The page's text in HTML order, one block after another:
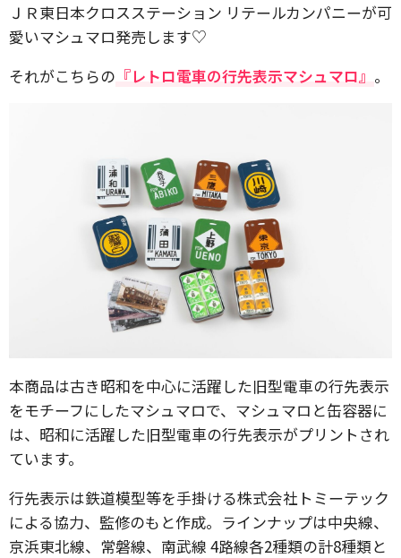
ＪＲ東日本クロスステーション リテールカンパニーが可
愛いマシュマロ発売します♡
それがこちらの 『レトロ電車の行先表示マシュマロ』 。
本商品は古き昭和を中心に活躍した旧型電車の行先表示
をモチーフにしたマシュマロで、マシュマロと缶容器に
は、昭和に活躍した旧型電車の行先表示がプリントされ
ています。
行先表示は鉄道模型等を手掛ける株式会社トミーテック
による協力、監修のもと作成。ラインナップは中央線、
京浜東北線、常磐線、南武線 4路線各2種類の計8種類と